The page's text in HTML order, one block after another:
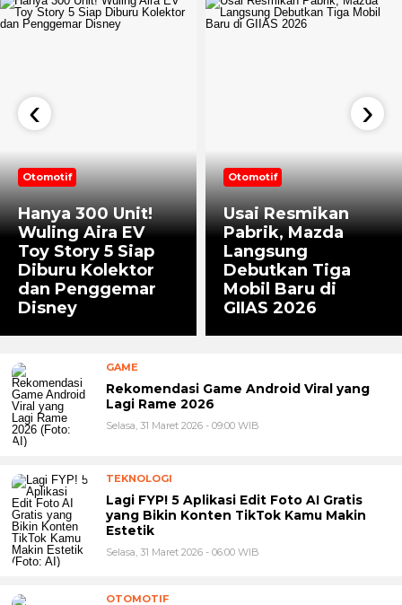
Otomotif
Hanya 300 Unit!
Wuling Aira EV
Toy Story 5 Siap
Diburu Kolektor
dan Penggemar
Disney
Otomotif
Usai Resmikan
Pabrik, Mazda
Langsung
Debutkan Tiga
Mobil Baru di
GIIAS 2026
‹ ›
GAME
Rekomendasi Game Android Viral yang
Lagi Rame 2026
Selasa, 31 Maret 2026 - 09:00 WIB
TEKNOLOGI
Lagi FYP! 5 Aplikasi Edit Foto AI Gratis
yang Bikin Konten TikTok Kamu Makin
Estetik
Selasa, 31 Maret 2026 - 06:00 WIB
OTOMOTIF